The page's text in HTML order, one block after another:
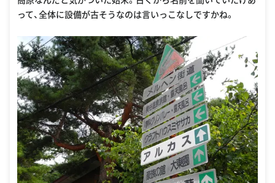
って、全体に設備が古そうなのは言いっこなしですかね。